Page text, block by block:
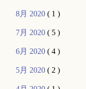
8月 2020( 1 )
7月 2020( 5 )
6月 2020( 4 )
5月 2020( 2 )